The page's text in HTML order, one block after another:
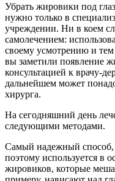
Убрать жировики под
нужно только в
учреждении. Ни в коем
самолечением:
своему усмотрению и
вы заметили появление
консультацией к врачу-
дальнейшем может
хирурга.
На сегодняшний день
следующими методами.
Самый надежный способ,
поэтому используется в
жировиков, которые